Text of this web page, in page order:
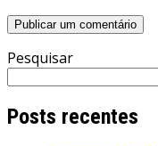
Pesquisar
Posts recentes